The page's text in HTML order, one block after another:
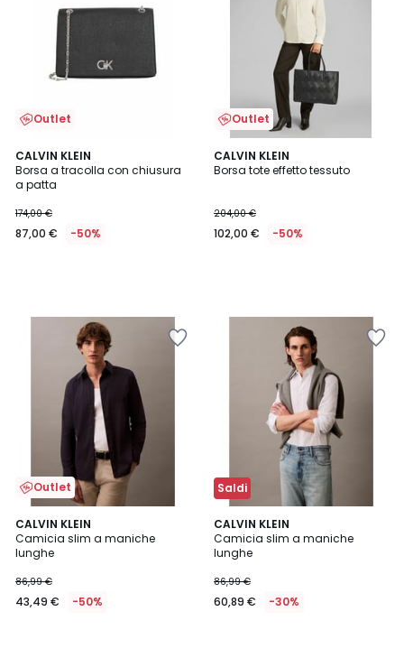
Outlet
CALVIN KLEIN
Borsa a tracolla con chiusura
a patta
174,00 €
87,00 € -50%
Outlet
CALVIN KLEIN
Borsa tote effetto tessuto
204,00 €
102,00 € -50%
Outlet
CALVIN KLEIN
Camicia slim a maniche
lunghe
86,99 €
43,49 € -50%
Saldi
CALVIN KLEIN
Camicia slim a maniche
lunghe
86,99 €
60,89 € -30%